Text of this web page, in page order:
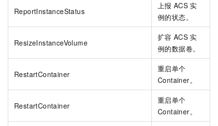
ReportInstanceStatus
上报 ACS 实
例的状态。
ResizeInstanceVolume
扩容 ACS 实
例的数据卷。
RestartContainer
重启单个
Container。
RestartContainer
重启单个
Container。